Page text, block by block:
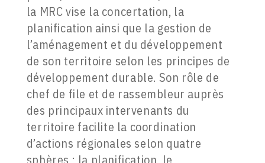
la MRC vise la concertation, la
planification ainsi que la gestion de
l’aménagement et du développement
de son territoire selon les principes de
développement durable. Son rôle de
chef de file et de rassembleur auprès
des principaux intervenants du
territoire facilite la coordination
d’actions régionales selon quatre
sphères : la planification, le